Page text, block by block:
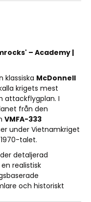
– Academy |
klassiska McDonnell
krigets mest
attackflygplan. I
från den
VMFA-333
under Vietnamkriget
talet.
detaljerad
realistisk
och historiskt